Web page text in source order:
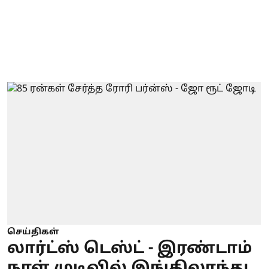
செய்திகள்
லார்ட்ஸ் டெஸ்ட் - இரண்டாம்